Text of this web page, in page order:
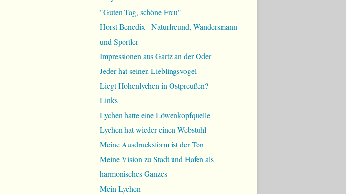
"Guten Tag, schöne Frau"
Horst Benedix - Naturfreund, Wandersmann
und Sportler
Impressionen aus Gartz an der Oder
Jeder hat seinen Lieblingsvogel
Liegt Hohenlychen in Ostpreußen?
Links
Lychen hatte eine Löwenkopfquelle
Lychen hat wieder einen Webstuhl
Meine Ausdrucksform ist der Ton
Meine Vision zu Stadt und Hafen als
harmonisches Ganzes
Mein Lychen